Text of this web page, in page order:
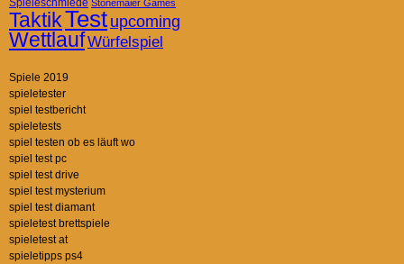
Spieleschmiede Stonemaier Games
TaktikTest upcoming
WettlaufWürfelspiel
Spiele 2019
spieletester
spiel testbericht
spieletests
spiel testen ob es läuft wo
spiel test pc
spiel test drive
spiel test mysterium
spiel test diamant
spieletest brettspiele
spieletest at
spieletipps ps4